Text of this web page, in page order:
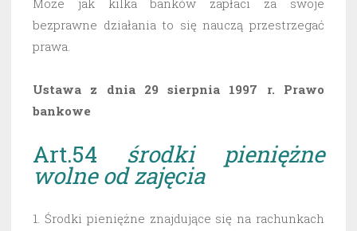
Może jak kilka banków zapłaci za swoje
bezprawne działania to się nauczą przestrzegać
prawa.
Ustawa z dnia 29 sierpnia 1997 r. Prawo
bankowe
Art.54 środki pieniężne
wolne od zajęcia
1. Środki pieniężne znajdujące się na rachunkach